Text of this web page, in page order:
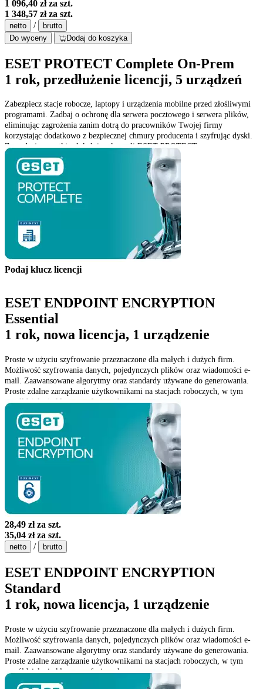
1 096,40 złza szt.
1 348,57 złza szt.
netto /
brutto
Do wyceny
Dodaj do koszyka
ESET PROTECT Complete On-Prem
1 rok, przedłużenie licencji, 5 urządzeń
Zabezpiecz stacje robocze, laptopy i urządzenia mobilne przed złośliwymi
programami. Zadbaj o ochronę dla serwera pocztowego i serwera plików,
eliminując zagrożenia zanim dotrą do pracowników Twojej firmy
korzystając dodatkowo z bezpiecznej chmury producenta i szyfrując dyski.
Zarządzaj wszystkim lokalnie z konsoli ESET PROTECT.
Podaj klucz licencji
ESET ENDPOINT ENCRYPTION
Essential
1 rok, nowa licencja, 1 urządzenie
Proste w użyciu szyfrowanie przeznaczone dla małych i dużych firm.
Możliwość szyfrowania danych, pojedynczych plików oraz wiadomości e-
mail. Zaawansowane algorytmy oraz standardy używane do generowania.
Proste zdalne zarządzanie użytkownikami na stacjach roboczych, w tym
współdzielenie kluczy szyfrujących.
28,49 złza szt.
35,04 złza szt.
netto / brutto
ESET ENDPOINT ENCRYPTION
Standard
1 rok, nowa licencja, 1 urządzenie
Proste w użyciu szyfrowanie przeznaczone dla małych i dużych firm.
Możliwość szyfrowania danych, pojedynczych plików oraz wiadomości e-
mail. Zaawansowane algorytmy oraz standardy używane do generowania.
Proste zdalne zarządzanie użytkownikami na stacjach roboczych, w tym
współdzielenie kluczy szyfrujących.